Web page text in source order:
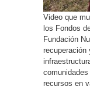
Video que
los Fondos
Fundación
recuperación
recursos en